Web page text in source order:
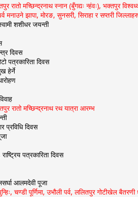
रातो मच्छिन्द्रनाथ स्नान (बुँगद्यः न्हंवः), भक्तपुर
मनाउने झापा, मोरङ, सुनसरी, सिराहा र सप्तरी
शशीधर जयन्ती
दिवस
पत्रकारिता दिवस
हेर्ने
रातो मच्छिन्द्रनाथ रथ यात्रा आरम्भ
प्रविधि दिवस
पत्रकारिता दिवस
आलमदेवी पूजा
चण्डी पूर्णिमा, उभौली पर्व, ललितपुर गोटीखेल